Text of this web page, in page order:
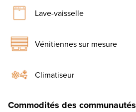
Lave-vaisselle
Vénitiennes sur mesure
Climatiseur
Commodités des communautés